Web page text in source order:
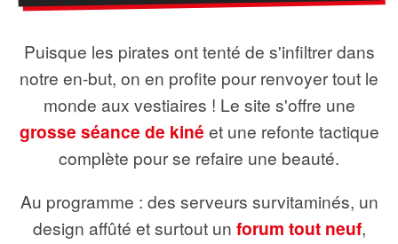
Puisque les pirates ont tenté de s'infiltrer dans
notre en-but, on en profite pour renvoyer tout le
monde aux vestiaires ! Le site s'offre une
grosse séance de kiné et une refonte tactique
complète pour se refaire une beauté.
Au programme : des serveurs survitaminés, un
design affûté et surtout un forum tout neuf,